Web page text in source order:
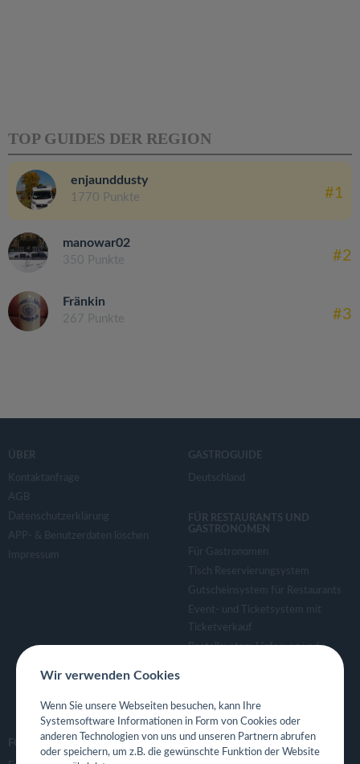
TOP GUIDES DER REGION
enjaunddusty
1770 Punkte #1
manowar02
350 Punkte #2
Fränkin
267 Punkte #3
ÜBER
Kontaktanfrage
AGB
Datenschutzerklärung
APP- & Benutzerdaten löschen
Impressum
GASTROGUIDE
Deutschland
FÜR RESTAURANTS UND
GASTRONOMEN
Für Gastronomen
Tisch Reservierungsystem
Gutscheinsystem für Restaurants
Event- und Ticketsystem mit
Ticketverkauf
Bestellsystem Lieferung und
Eigene App für Restaurant
FOLGE UNS
Wir verwenden Cookies
Wenn Sie unsere Webseiten besuchen, kann Ihre
Systemsoftware Informationen in Form von Cookies oder
anderen Technologien von uns und unseren Partnern abrufen
oder speichern, um z.B. die gewünschte Funktion der Website